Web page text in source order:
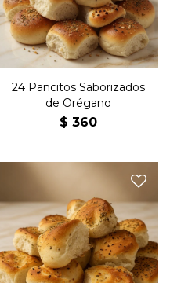
24 Pancitos Saborizados
de Orégano
$ 360
24 pancitos saborizados de
ajo.